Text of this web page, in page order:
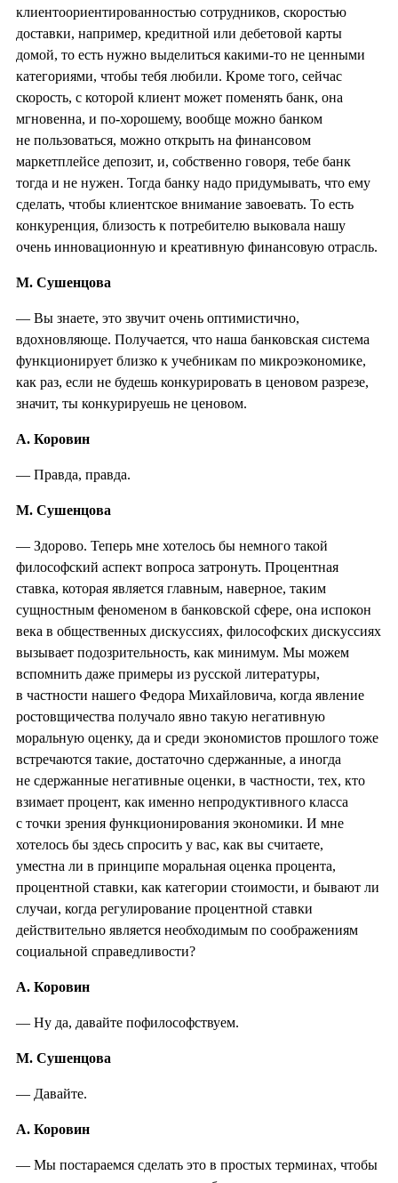
клиентоориентированностью сотрудников, скоростью
доставки, например, кредитной или дебетовой карты
домой, то есть нужно выделиться какими-то не ценными
категориями, чтобы тебя любили. Кроме того, сейчас
скорость, с которой клиент может поменять банк, она
мгновенна, и по-хорошему, вообще можно банком
не пользоваться, можно открыть на финансовом
маркетплейсе депозит, и, собственно говоря, тебе банк
тогда и не нужен. Тогда банку надо придумывать, что ему
сделать, чтобы клиентское внимание завоевать. То есть
конкуренция, близость к потребителю выковала нашу
очень инновационную и креативную финансовую отрасль.
М. Сушенцова
— Вы знаете, это звучит очень оптимистично,
вдохновляюще. Получается, что наша банковская система
функционирует близко к учебникам по микроэкономике,
как раз, если не будешь конкурировать в ценовом разрезе,
значит, ты конкурируешь не ценовом.
А. Коровин
— Правда, правда.
М. Сушенцова
— Здорово. Теперь мне хотелось бы немного такой
философский аспект вопроса затронуть. Процентная
ставка, которая является главным, наверное, таким
сущностным феноменом в банковской сфере, она испокон
века в общественных дискуссиях, философских дискуссиях
вызывает подозрительность, как минимум. Мы можем
вспомнить даже примеры из русской литературы,
в частности нашего Федора Михайловича, когда явление
ростовщичества получало явно такую негативную
моральную оценку, да и среди экономистов прошлого тоже
встречаются такие, достаточно сдержанные, а иногда
не сдержанные негативные оценки, в частности, тех, кто
взимает процент, как именно непродуктивного класса
с точки зрения функционирования экономики. И мне
хотелось бы здесь спросить у вас, как вы считаете,
уместна ли в принципе моральная оценка процента,
процентной ставки, как категории стоимости, и бывают ли
случаи, когда регулирование процентной ставки
действительно является необходимым по соображениям
социальной справедливости?
А. Коровин
— Ну да, давайте пофилософствуем.
М. Сушенцова
— Давайте.
А. Коровин
— Мы постараемся сделать это в простых терминах, чтобы